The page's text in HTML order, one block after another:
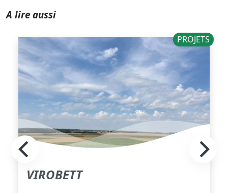
A lire aussi
PROJETS
VIROBETT